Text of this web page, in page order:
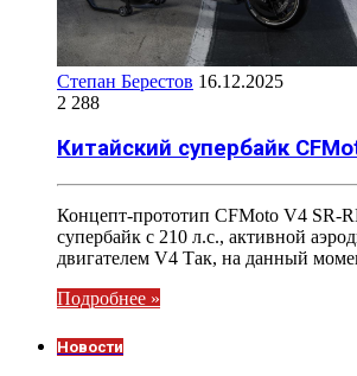
Степан Берестов 16.12.2025
2 288
Китайский супербайк
Концепт-прототип CFMoto V4 SR-
супербайк с 210 л.с., активной
двигателем V4 Так, на данный
Подробнее »
Новости